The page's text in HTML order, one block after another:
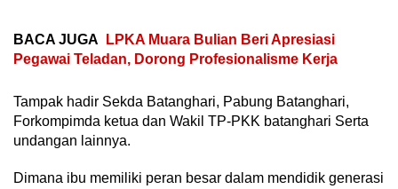
BACA JUGA
LPKA Muara Bulian Beri Apresiasi
Pegawai Teladan, Dorong Profesionalisme Kerja
Tampak hadir Sekda Batanghari, Pabung Batanghari,
Forkompimda ketua dan Wakil TP-PKK batanghari Serta
undangan lainnya.
Dimana ibu memiliki peran besar dalam mendidik generasi